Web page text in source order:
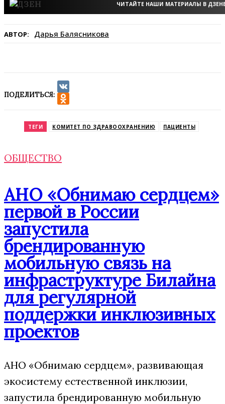
ЧИТАЙТЕ НАШИ МАТЕРИАЛЫ В
АВТОР: Дарья Балясникова
ПОДЕЛИТЬСЯ:
VK
ТЕГИ КОМИТЕТ ПО ЗДРАВООХРАНЕНИЮ ПАЦИЕНТЫ
ОБЩЕСТВО
АНО «Обнимаю сердцем»
первой в России
запустила
брендированную
мобильную связь на
инфраструктуре Билайна
для регулярной
поддержки инклюзивных
проектов
АНО «Обнимаю сердцем», развивающая
экосистему естественной инклюзии,
запустила брендированную мобильную